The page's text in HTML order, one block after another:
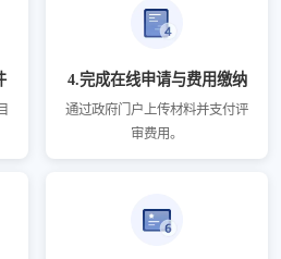
4.完成在线申请与费用缴纳
通过政府门户上传材料并支付评
审费用。